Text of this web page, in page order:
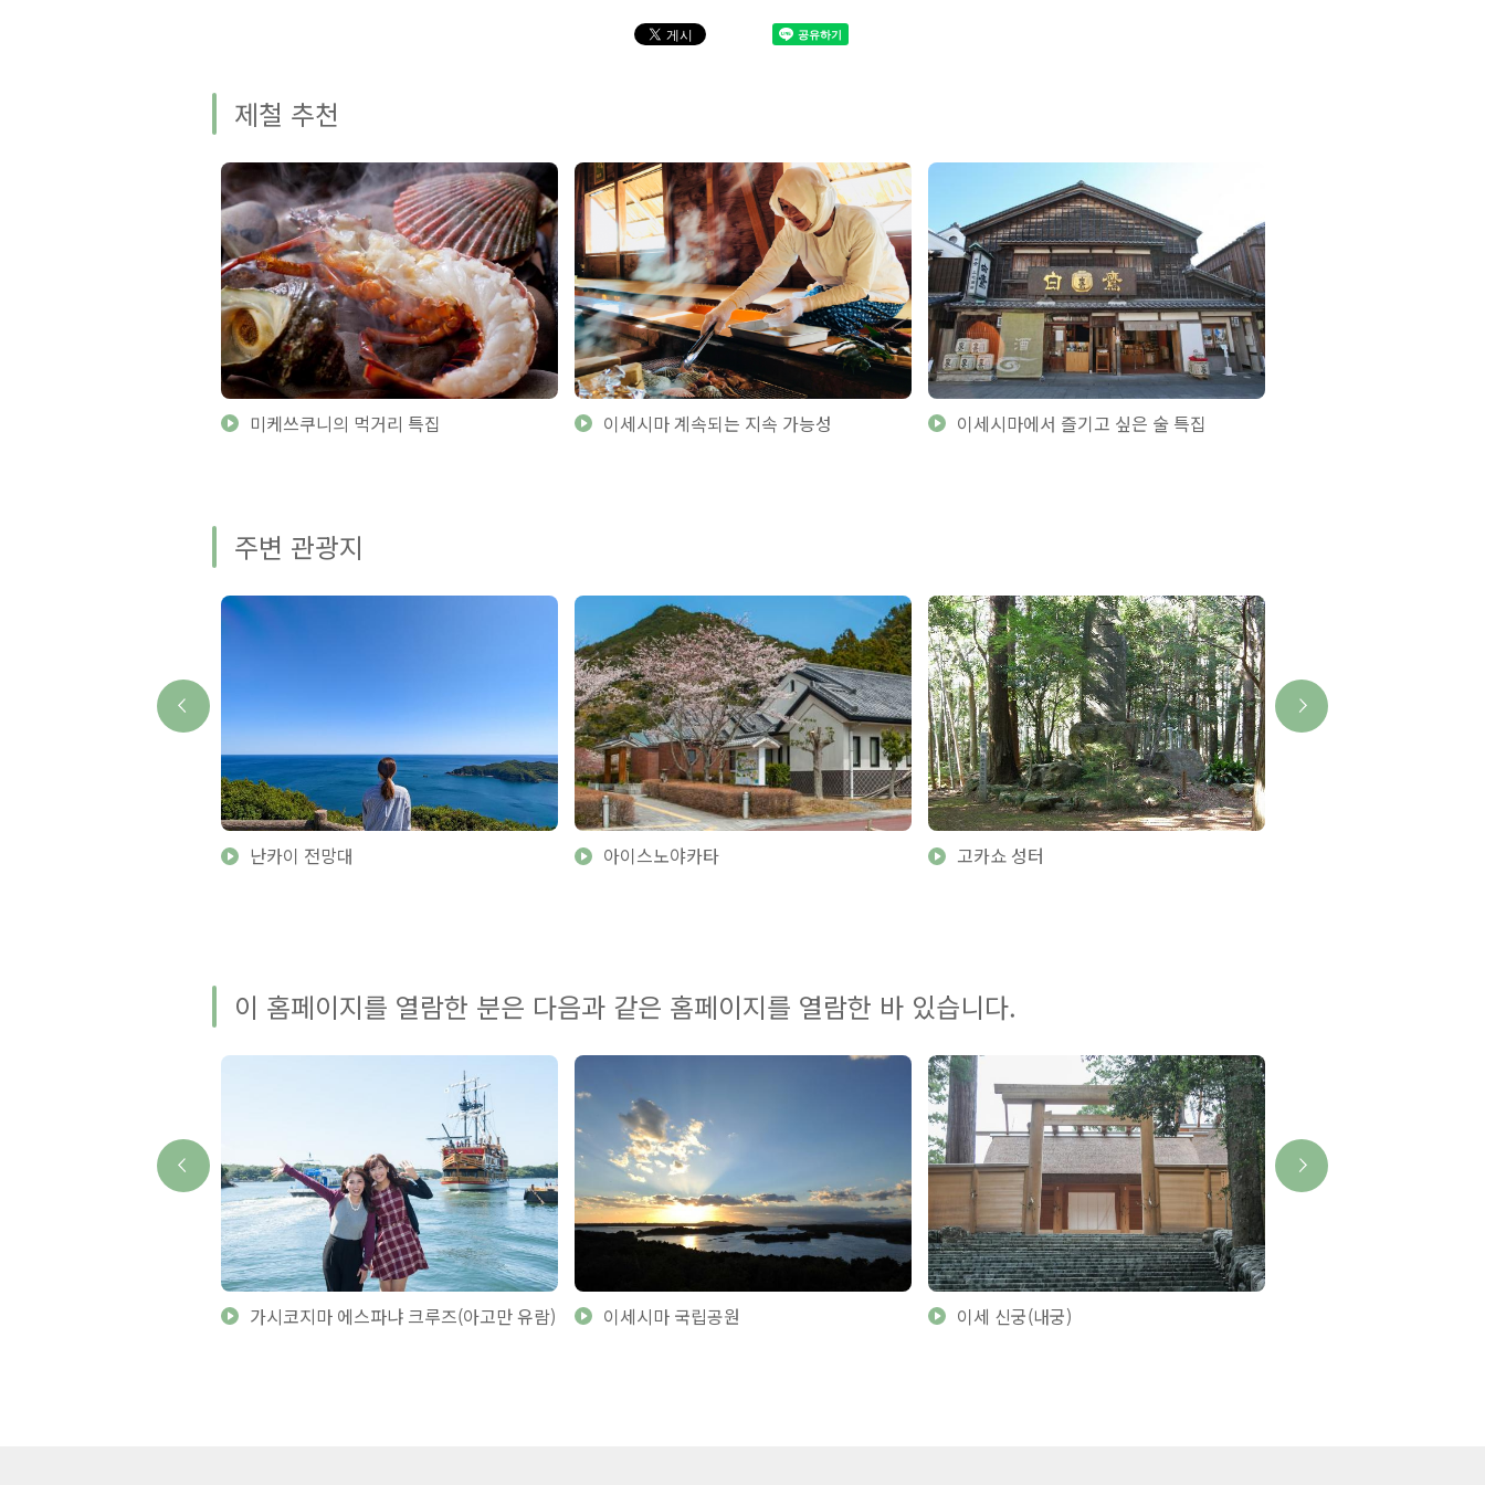
제철 추천
미케쓰쿠니의 먹거리 특집 이세시마 계속되는 지속 가능성 이세시마에서 즐기고 싶은 술 특집
주변 관광지
난카이 전망대 아이스노야카타 고카쇼 성터
이 홈페이지를 열람한 분은 다음과 같은 홈페이지를 열람한 바 있습니다.
가시코지마 에스파냐 크루즈(아고만 유람) 이세시마 국립공원 이세 신궁(내궁)